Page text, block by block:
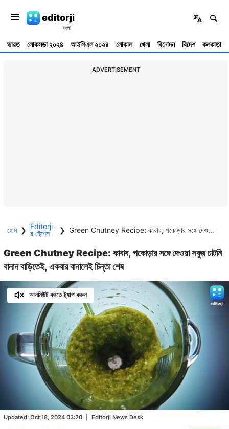
editorji
ভারত লোকসভা ২০২৪ আইপিএল ২০২৪ লোকাল খেলা বিনোদন বিদেশ কলকাতা
ADVERTISEMENT
হোম ❯ Editorji-
র হেঁশেল
❯ Green Chutney Recipe: কাবাব, পকোড়ার সঙ্গে দেওয়া সবুজ চাটনি বানান বাড়িতেই, একবার বানালেই চিন্তা শেষ
Green Chutney Recipe: কাবাব, পকোড়ার সঙ্গে দেওয়া সবুজ চাটনি
বানান বাড়িতেই, একবার বানালেই চিন্তা শেষ
Updated: Oct 18, 2024 03:20 Editorji News Desk
আনমিউট করতে ট্যাপ করুন
Unmute
/
Loaded
70.60%